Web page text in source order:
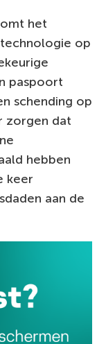
het
op
paspoort
schending op
zorgen dat
hebben
keer
aan de